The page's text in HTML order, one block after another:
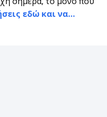
εδώ και να…